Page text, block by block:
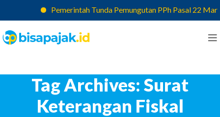
Pemerintah Tunda Pemungutan PPh Pasal 22
Tag Archives: Surat
Keterangan Fiskal